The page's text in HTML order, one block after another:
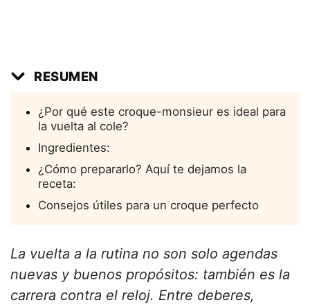
RESUMEN
¿Por qué este croque-monsieur es ideal para
la vuelta al cole?
Ingredientes:
¿Cómo prepararlo? Aquí te dejamos la
receta:
Consejos útiles para un croque perfecto
La vuelta a la rutina no son solo agendas
nuevas y buenos propósitos: también es la
carrera contra el reloj. Entre deberes,